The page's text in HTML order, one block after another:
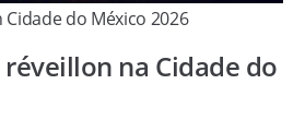
Cidade do México 2026
na Cidade do